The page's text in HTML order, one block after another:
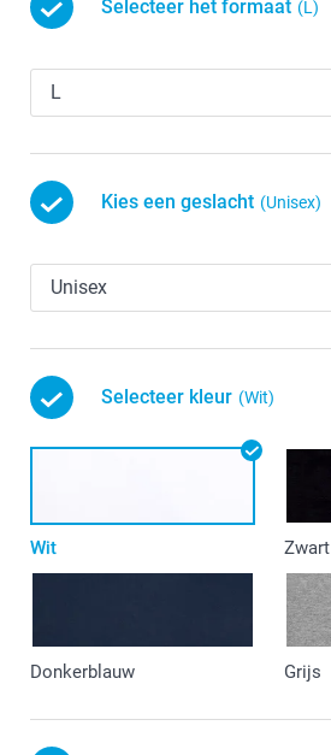
Selecteer het formaat (L)
Kies een geslacht (Unisex)
Selecteer kleur (Wit)
Wit Zwart
Donkerblauw Grijs